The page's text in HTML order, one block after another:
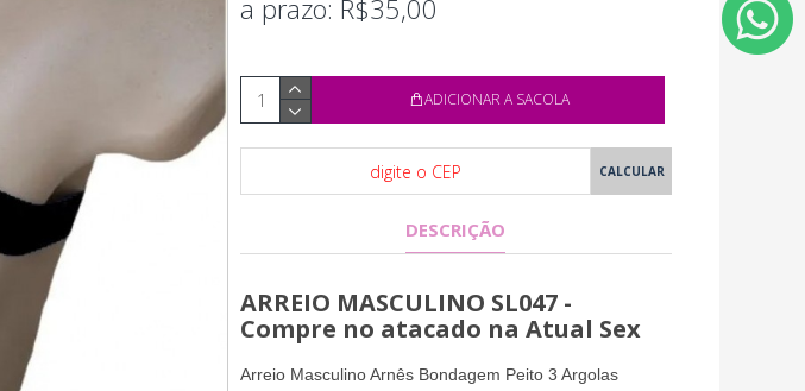
a prazo: R$35,00
ADICIONAR A SACOLA
DESCRIÇÃO
ARREIO MASCULINO SL047 -
Compre no atacado na Atual Sex
Arreio Masculino Arnês Bondagem Peito 3 Argolas